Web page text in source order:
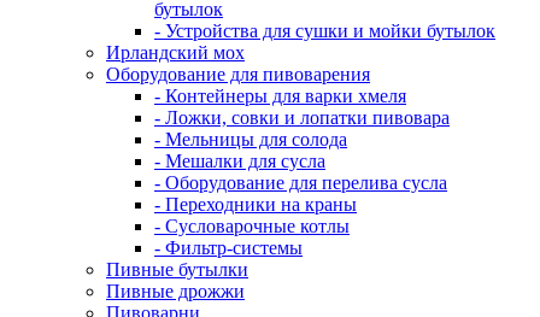
бутылок
- Устройства для сушки и мойки бутылок
Ирландский мох
Оборудование для пивоварения
- Контейнеры для варки хмеля
- Ложки, совки и лопатки пивовара
- Мельницы для солода
- Мешалки для сусла
- Оборудование для перелива сусла
- Переходники на краны
- Сусловарочные котлы
- Фильтр-системы
Пивные бутылки
Пивные дрожжи
Пивоварни